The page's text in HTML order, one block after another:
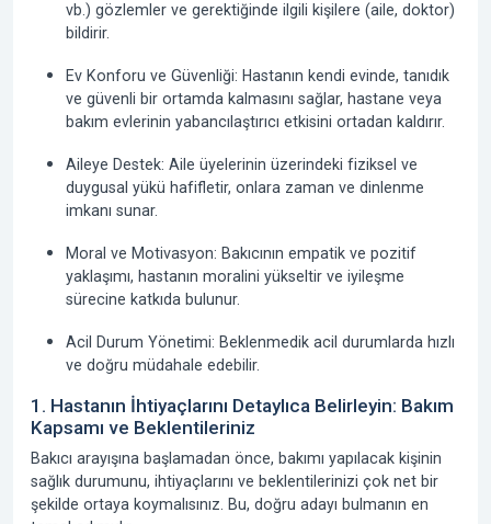
vb.) gözlemler ve gerektiğinde ilgili kişilere (aile, doktor)
bildirir.
Ev Konforu ve Güvenliği: Hastanın kendi evinde, tanıdık
ve güvenli bir ortamda kalmasını sağlar, hastane veya
bakım evlerinin yabancılaştırıcı etkisini ortadan kaldırır.
Aileye Destek: Aile üyelerinin üzerindeki fiziksel ve
duygusal yükü hafifletir, onlara zaman ve dinlenme
imkanı sunar.
Moral ve Motivasyon: Bakıcının empatik ve pozitif
yaklaşımı, hastanın moralini yükseltir ve iyileşme
sürecine katkıda bulunur.
Acil Durum Yönetimi: Beklenmedik acil durumlarda hızlı
ve doğru müdahale edebilir.
1. Hastanın İhtiyaçlarını Detaylıca Belirleyin: Bakım
Kapsamı ve Beklentileriniz
Bakıcı arayışına başlamadan önce, bakımı yapılacak kişinin
sağlık durumunu, ihtiyaçlarını ve beklentilerinizi çok net bir
şekilde ortaya koymalısınız. Bu, doğru adayı bulmanın en